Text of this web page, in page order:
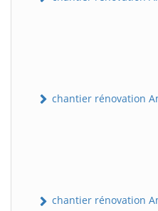
chantier rénovation
chantier rénovation